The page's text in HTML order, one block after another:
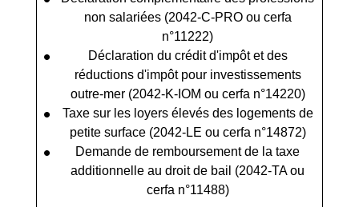
non salariées (2042-C-PRO ou cerfa
n°11222)
Déclaration du crédit d'impôt et des
réductions d'impôt pour investissements
outre-mer (2042-K-IOM ou cerfa n°14220)
Taxe sur les loyers élevés des logements de
petite surface (2042-LE ou cerfa n°14872)
Demande de remboursement de la taxe
additionnelle au droit de bail (2042-TA ou
cerfa n°11488)